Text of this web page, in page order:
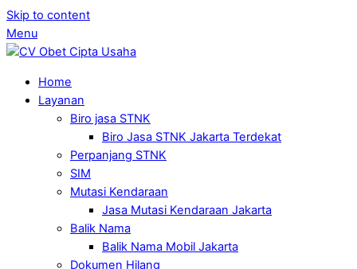
Skip to content
Menu
Home
Layanan
Biro jasa STNK
Biro Jasa STNK Jakarta Terdekat
Perpanjang STNK
SIM
Mutasi Kendaraan
Jasa Mutasi Kendaraan Jakarta
Balik Nama
Balik Nama Mobil Jakarta
Dokumen Hilang